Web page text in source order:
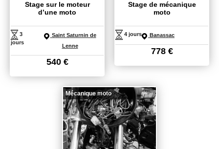
Stage sur le moteur
d’une moto
3
jours
Saint Saturnin de
Lenne
540 €
Stage de mécanique
moto
4 jours Banassac
778 €
Mécanique moto